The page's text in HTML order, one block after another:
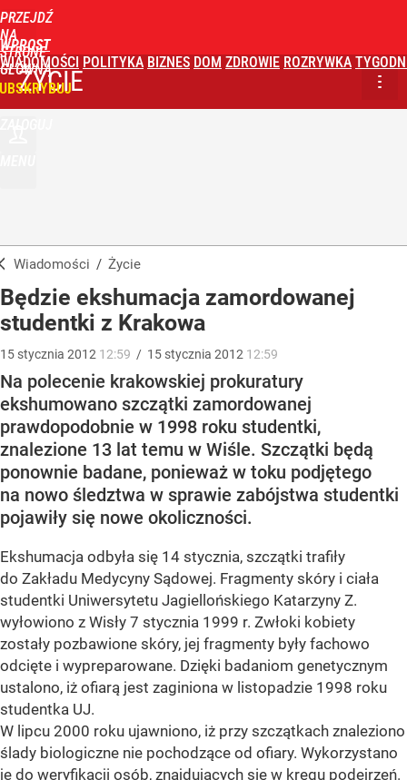
PRZEJDŹ
NA
STRONĘ
GŁÓWNĄ
WPROST
WIADOMOŚCI POLITYKA BIZNES DOM ZDROWIE ROZRYWKA
ŻYCIE
Wiadomości / Życie
Będzie ekshumacja zamordowanej
studentki z Krakowa
15 stycznia 2012 12:59 / 15 stycznia 2012 12:59
Na polecenie krakowskiej prokuratury
ekshumowano szczątki zamordowanej
prawdopodobnie w 1998 roku studentki,
znalezione 13 lat temu w Wiśle. Szczątki będą
ponownie badane, ponieważ w toku podjętego
na nowo śledztwa w sprawie zabójstwa studentki
pojawiły się nowe okoliczności.
Ekshumacja odbyła się 14 stycznia, szczątki trafiły
do Zakładu Medycyny Sądowej. Fragmenty skóry i ciała
studentki Uniwersytetu Jagiellońskiego Katarzyny Z.
wyłowiono z Wisły 7 stycznia 1999 r. Zwłoki kobiety
zostały pozbawione skóry, jej fragmenty były fachowo
odcięte i wypreparowane. Dzięki badaniom genetycznym
ustalono, iż ofiarą jest zaginiona w listopadzie 1998 roku
studentka UJ.
W lipcu 2000 roku ujawniono, iż przy szczątkach znaleziono
ślady biologiczne nie pochodzące od ofiary. Wykorzystano
je do weryfikacji osób, znajdujących się w kręgu podejrzeń.